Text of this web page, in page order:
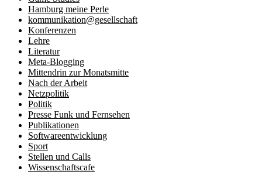
Hamburg meine Perle
kommunikation@gesellschaft
Konferenzen
Lehre
Literatur
Meta-Blogging
Mittendrin zur Monatsmitte
Nach der Arbeit
Netzpolitik
Politik
Presse Funk und Fernsehen
Publikationen
Softwareentwicklung
Sport
Stellen und Calls
Wissenschaftscafe